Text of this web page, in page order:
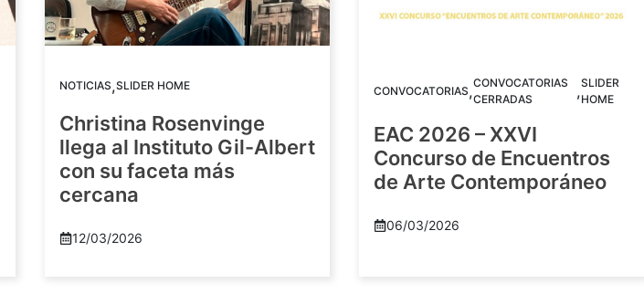
NOTICIAS,SLIDER HOME
Christina Rosenvinge
llega al Instituto Gil-Albert
con su faceta más
cercana
12/03/2026
CONVOCATORIAS,CONVOCATORIAS
CERRADAS
,SLIDER
HOME
EAC 2026 – XXVI
Concurso de Encuentros
de Arte Contemporáneo
06/03/2026